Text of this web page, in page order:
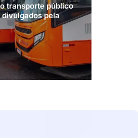
transporte público
pela